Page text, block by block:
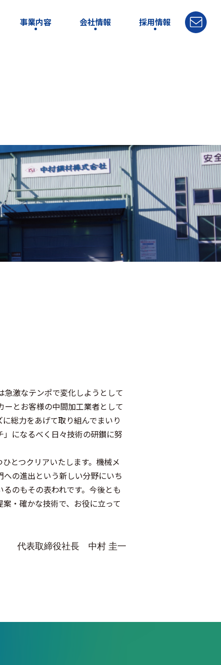
事業内容 会社情報 採用情報
激なテンポで変化しようとして
とお客様の中間加工業者として
総力をあげて取り組んでまいり
になるべく日々技術の研鑚に努
とつクリアいたします。機械メ
の進出という新しい分野にいち
のもその表われです。今後とも
・確かな技術で、お役に立って
代表取締役社長 中村 圭一